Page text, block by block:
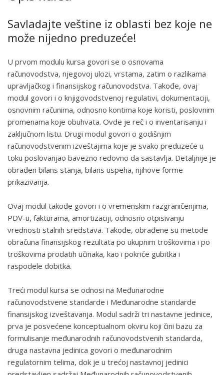
Savladajte veštine iz oblasti bez koje ne
može nijedno preduzeće!
U prvom modulu kursa govori se o osnovama
računovodstva, njegovoj ulozi, vrstama, zatim o razlikama
upravljačkog i finansijskog računovodstva. Takođe, ovaj
modul govori i o knjigovodstvenoj regulativi, dokumentaciji,
osnovnim računima, odnosno kontima koje koristi, poslovnim
promenama koje obuhvata. Ovde je reč i o inventarisanju i
zaključnom listu. Drugi modul govori o godišnjim
računovodstvenim izveštajima koje je svako preduzeće u
toku poslovanjao bavezno redovno da sastavlja. Detaljnije je
obrađen bilans stanja, bilans uspeha, njihove forme
prikazivanja.
Ovaj modul takođe govori i o vremenskim razgraničenjima,
PDV-u, fakturama, amortizaciji, odnosno otpisivanju
vrednosti stalnih sredstava. Takođe, obrađene su metode
obračuna finansijskog rezultata po ukupnim troškovima i po
troškovima prodatih učinaka, kao i pokriće gubitka i
raspodele dobitka.
Treći modul kursa se odnosi na Međunarodne
računovodstvene standarde i Međunarodne standarde
finansijskog izveštavanja. Modul sadrži tri nastavne jedinice,
prva je posvećene konceptualnom okviru koji čini bazu za
formulisanje međunarodnih računovodstvenih standarda,
druga nastavna jedinica govori o međunarodnim
regulatornim telima, dok je u trećoj nastavnoj jedinici